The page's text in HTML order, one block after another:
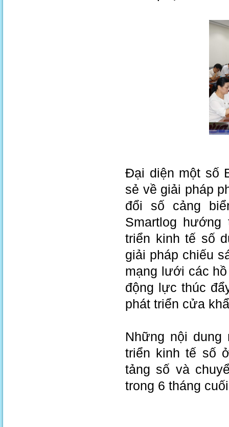
Đại diện một số
sẻ về giải pháp
đổi số cảng
Smartlog
triển kinh tế số
giải pháp chiếu
mạng lưới các
động lực thúc
phát triển cửa
Những nội
triển kinh tế số
tảng số và
trong 6 tháng